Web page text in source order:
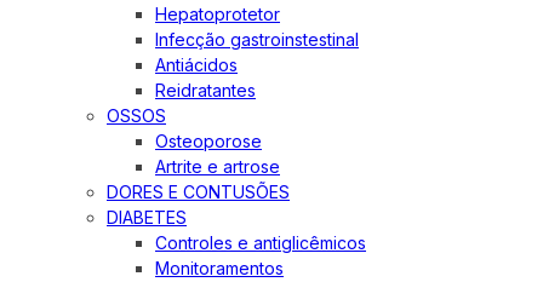
Hepatoprotetor
Infecção gastroinstestinal
Antiácidos
Reidratantes
OSSOS
Osteoporose
Artrite e artrose
DORES E CONTUSÕES
DIABETES
Controles e antiglicêmicos
Monitoramentos